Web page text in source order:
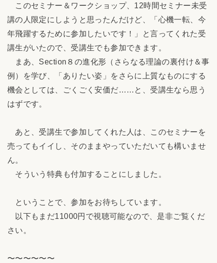
このセミナー＆ワークショップ、12時間セミナー未受
講の人限定にしようと思ったんだけど、「心機一転、今
年飛躍するために参加したいです！」と言ってくれた受
講生がいたので、受講生でも参加できます。
まあ、Section８の進化形（さらなる理論の裏付け＆事
例）を学び、「ありたい姿」をさらに上質なものにする
機会としては、ごくごく安価だ……と、受講生なら思う
はずです。
あと、受講生で参加してくれた人は、このセミナーを
売ってもイイし、そのままやっていただいても構いませ
ん。
そういう特典も付加することにしました。
ということで、参加をお待ちしています。
以下もまだ11000円で視聴可能なので、是非ご覧くだ
さい。
〜〜〜〜〜〜